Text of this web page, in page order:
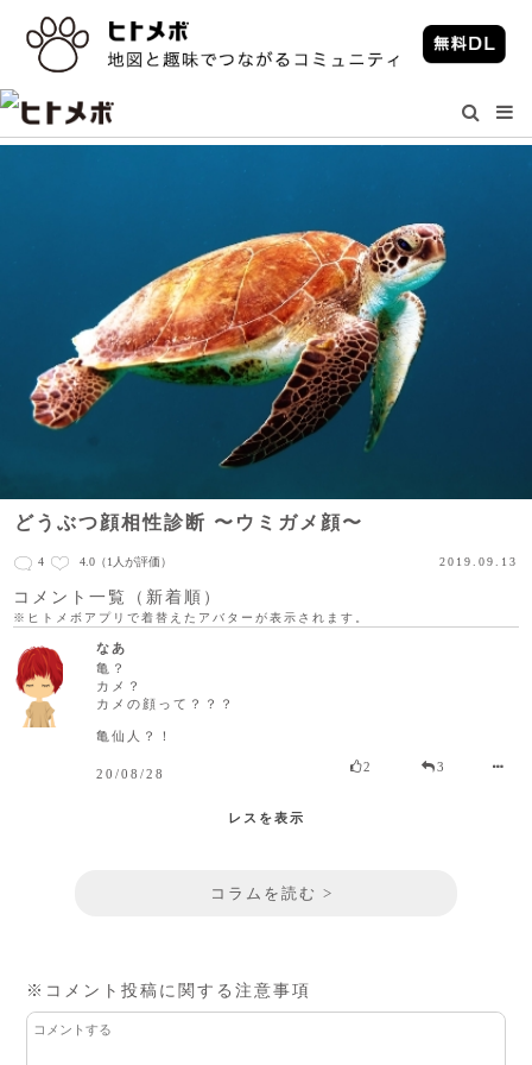
どうぶつ顔相性診断 〜ウミガメ顔〜
4 4.0 （1人が評価） 2019.09.13
コメント一覧（新着順）
※ヒトメボアプリで着替えたアバターが表示されます。
なあ
亀？
カメ？
カメの顔って？？？
亀仙人？！
20/08/28 2 3
レスを表示
コラムを読む >
※コメント投稿に関する注意事項